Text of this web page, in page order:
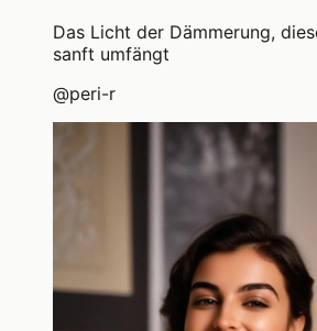
Das Licht der Dämmerung,
sanft umfängt
@peri-r